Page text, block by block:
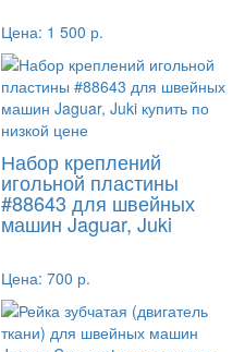
Цена: 1 500 р.
Набор креплений
игольной пластины
#88643 для швейных
машин Jaguar, Juki
Цена: 700 р.